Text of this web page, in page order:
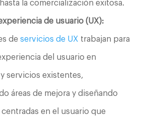
la comercialización exitosa.
de usuario (UX):
de servicios de UX trabajan para
del usuario en
servicios existentes,
áreas de mejora y diseñando
en el usuario que